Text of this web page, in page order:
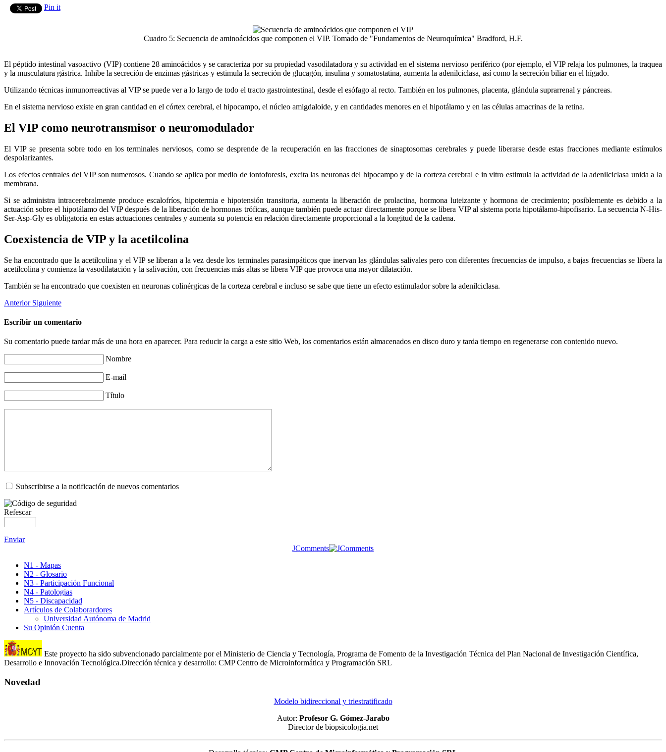
Pin it
Cuadro 5: Secuencia de aminoácidos que componen el VIP. Tomado de "Fundamentos de Neuroquímica" Bradford, H.F.
El péptido intestinal vasoactivo (VIP) contiene 28 aminoácidos y se caracteriza por su propiedad vasodilatadora y su actividad en el sistema nervioso periférico (por ejemplo, el VIP relaja los pulmones, la traquea
y la musculatura gástrica. Inhibe la secreción de enzimas gástricas y estimula la secreción de glucagón, insulina y somatostatina, aumenta la adenilciclasa, así como la secreción biliar en el hígado.
Utilizando técnicas inmunorreactivas al VIP se puede ver a lo largo de todo el tracto gastrointestinal, desde el esófago al recto. También en los pulmones, placenta, glándula suprarrenal y páncreas.
En el sistema nervioso existe en gran cantidad en el córtex cerebral, el hipocampo, el núcleo amigdaloide, y en cantidades menores en el hipotálamo y en las células amacrinas de la retina.
El VIP como neurotransmisor o neuromodulador
El VIP se presenta sobre todo en los terminales nerviosos, como se desprende de la recuperación en las fracciones de sinaptosomas cerebrales y puede liberarse desde estas fracciones mediante estímulos
despolarizantes.
Los efectos centrales del VIP son numerosos. Cuando se aplica por medio de iontoforesis, excita las neuronas del hipocampo y de la corteza cerebral e in vitro estimula la actividad de la adenilciclasa unida a la
membrana.
Si se administra intracerebralmente produce escalofríos, hipotermia e hipotensión transitoria, aumenta la liberación de prolactina, hormona luteizante y hormona de crecimiento; posiblemente es debido a la
actuación sobre el hipotálamo del VIP después de la liberación de hormonas tróficas, aunque también puede actuar directamente porque se libera VIP al sistema porta hipotálamo-hipofisario. La secuencia N-His-
Ser-Asp-Gly es obligatoria en estas actuaciones centrales y aumenta su potencia en relación directamente proporcional a la longitud de la cadena.
Coexistencia de VIP y la acetilcolina
Se ha encontrado que la acetilcolina y el VIP se liberan a la vez desde los terminales parasimpáticos que inervan las glándulas salivales pero con diferentes frecuencias de impulso, a bajas frecuencias se libera la
acetilcolina y comienza la vasodilatación y la salivación, con frecuencias más altas se libera VIP que provoca una mayor dilatación.
También se ha encontrado que coexisten en neuronas colinérgicas de la corteza cerebral e incluso se sabe que tiene un efecto estimulador sobre la adenilciclasa.
Anterior Siguiente
Escribir un comentario
Su comentario puede tardar más de una hora en aparecer. Para reducir la carga a este sitio Web, los comentarios están almacenados en disco duro y tarda tiempo en regenerarse con contenido nuevo.
Nombre
E-mail
Título
Subscribirse a la notificación de nuevos comentarios
Refescar
Enviar
JComments
N1 - Mapas
N2 - Glosario
N3 - Participación Funcional
N4 - Patologias
N5 - Discapacidad
Artículos de Colaborardores
Universidad Autónoma de Madrid
Su Opinión Cuenta
Este proyecto ha sido subvencionado parcialmente por el Ministerio de Ciencia y Tecnología, Programa de Fomento de la Investigación Técnica del Plan Nacional de Investigación Científica,
Desarrollo e Innovación Tecnológica.Dirección técnica y desarrollo: CMP Centro de Microinformática y Programación SRL
Novedad
Modelo bidireccional y triestratificado
Autor: Profesor G. Gómez-Jarabo
Director de biopsicologia.net